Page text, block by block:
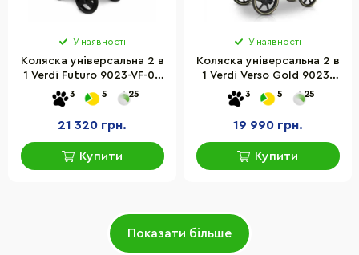
У наявності
Коляска універсальна 2 в
1 Verdi Futuro 9023-VF-02
Stone grey
3 5 25
21 320 грн.
Купити
У наявності
Коляска універсальна 2 в
1 Verdi Verso Gold 9023-
VVG2v1-13 чорний
3 5 25
19 990 грн.
Купити
Показати більше